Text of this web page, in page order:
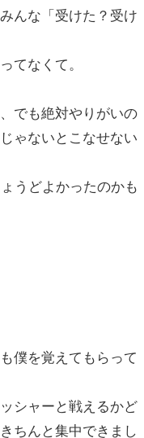
んな「受けた？受け
てなくて。
でも絶対やりがいの
ゃないとこなせない
うどよかったのかも
僕を覚えてもらって
シャーと戦えるかど
ちんと集中できまし